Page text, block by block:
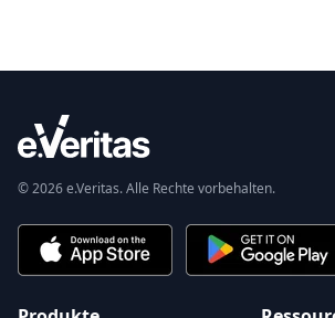
© 2026 e.Veritas. Alle Rechte vorbehalten.